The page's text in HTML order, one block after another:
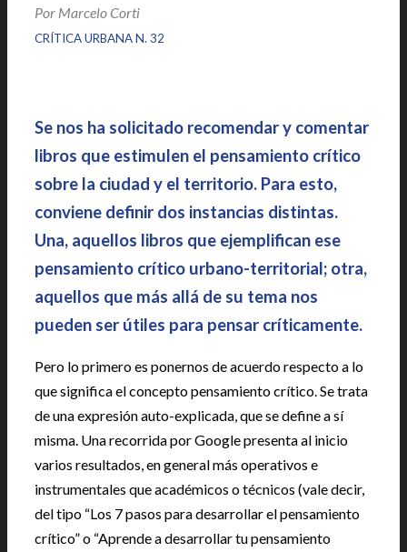
Por Marcelo Corti
CRÍTICA URBANA N. 32
Se nos ha solicitado recomendar y comentar
libros que estimulen el pensamiento crítico
sobre la ciudad y el territorio. Para esto,
conviene definir dos instancias distintas.
Una, aquellos libros que ejemplifican ese
pensamiento crítico urbano-territorial; otra,
aquellos que más allá de su tema nos
pueden ser útiles para pensar críticamente.
Pero lo primero es ponernos de acuerdo respecto a lo
que significa el concepto pensamiento crítico. Se trata
de una expresión auto-explicada, que se define a sí
misma. Una recorrida por Google presenta al inicio
varios resultados, en general más operativos e
instrumentales que académicos o técnicos (vale decir,
del tipo “Los 7 pasos para desarrollar el pensamiento
crítico” o “Aprende a desarrollar tu pensamiento